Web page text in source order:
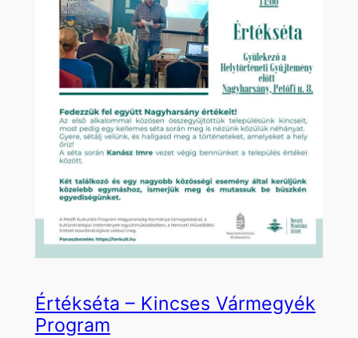
Értékséta – Kincses Vármegyék
Program